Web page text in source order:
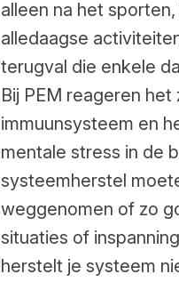
alleen na het
alledaagse
terugval die enkele
Bij PEM reageren
immuunsysteem en
mentale stress in de
systeemherstel
weggenomen of zo
situaties of
herstelt je systeem